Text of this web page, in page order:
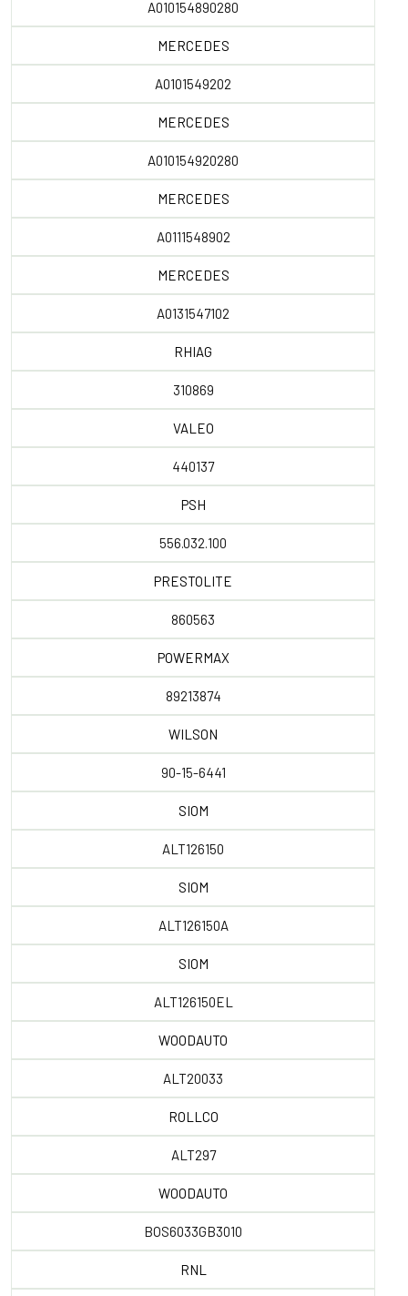
A010154890280
MERCEDES
A0101549202
MERCEDES
A010154920280
MERCEDES
A0111548902
MERCEDES
A0131547102
RHIAG
310869
VALEO
440137
PSH
556.032.100
PRESTOLITE
860563
POWERMAX
89213874
WILSON
90-15-6441
SIOM
ALT126150
SIOM
ALT126150A
SIOM
ALT126150EL
WOODAUTO
ALT20033
ROLLCO
ALT297
WOODAUTO
BOS6033GB3010
RNL